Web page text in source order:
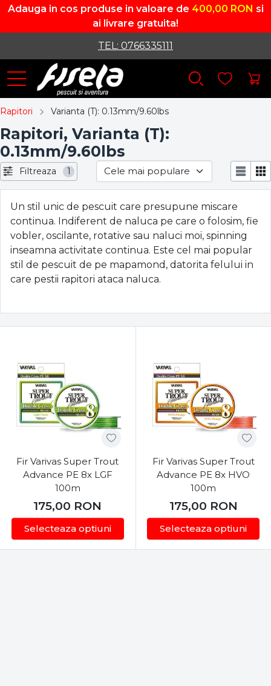
Adauga in cos produse in valoare de 400,00 RON si
ai livrare gratuita!
TEL: 0766335111
Rapitori Varianta (T): 0.13mm/9.60lbs
Rapitori, Varianta (T):
0.13mm/9.60lbs
Filtreaza 1
Un stil unic de pescuit care presupune miscare
continua. Indiferent de naluca pe care o folosim, fie
vobler, oscilante, rotative sau naluci moi, spinning
inseamna activitate continua. Este cel mai popular
stil de pescuit de pe mapamond, datorita felului in
care pestii rapitori ataca naluca.
Fir Varivas Super Trout
Advance PE 8x LGF
100m
175,00 RON
Selecteaza optiuni
Fir Varivas Super Trout
Advance PE 8x HVO
100m
175,00 RON
Selecteaza optiuni